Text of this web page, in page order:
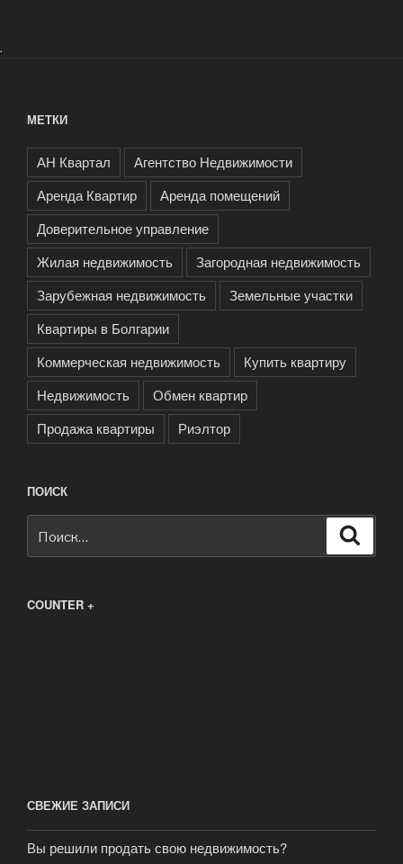
.
МЕТКИ
АН Квартал
Агентство Недвижимости
Аренда Квартир
Аренда помещений
Доверительное управление
Жилая недвижимость
Загородная недвижимость
Зарубежная недвижимость
Земельные участки
Квартиры в Болгарии
Коммерческая недвижимость
Купить квартиру
Недвижимость
Обмен квартир
Продажа квартиры
Риэлтор
ПОИСК
COUNTER +
СВЕЖИЕ ЗАПИСИ
Вы решили продать свою недвижимость?